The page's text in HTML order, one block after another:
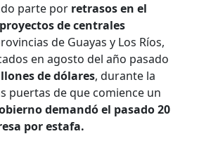
parte por retrasos en el
de centrales
de Guayas y Los Ríos,
en agosto del año pasado
de dólares, durante la
puertas de que comience un
demandó el pasado 20
por estafa.